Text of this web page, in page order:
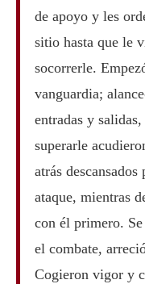
de apoyo y les
sitio hasta que le
socorrerle.
vanguardia;
entradas y
superarle
atrás
ataque, mientras
con él primero.
el combate,
Cogieron vigor y